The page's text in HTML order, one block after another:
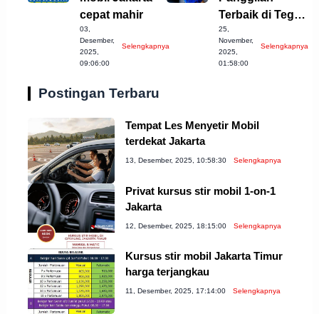
cepat mahir
03,
Desember,
2025,
09:06:00
Selengkapnya
Terbaik di Tegal
untuk Mobil
Anda
25,
November,
2025,
01:58:00
Selengkapnya
Postingan Terbaru
Tempat Les Menyetir Mobil
terdekat Jakarta
13, Desember, 2025, 10:58:30 Selengkapnya
Privat kursus stir mobil 1-on-1
Jakarta
12, Desember, 2025, 18:15:00 Selengkapnya
Kursus stir mobil Jakarta Timur
harga terjangkau
11, Desember, 2025, 17:14:00 Selengkapnya